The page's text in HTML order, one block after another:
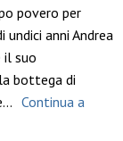
povero per
undici anni Andrea
il suo
bottega di
Continua a